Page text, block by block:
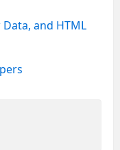
and HTML